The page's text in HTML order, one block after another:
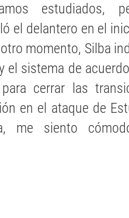
estudiados,
el delantero en el
momento, Silba
el sistema de
cerrar las
en el ataque de
me siento